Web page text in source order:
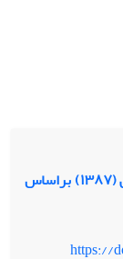
تحلیل روان‌کاوانۀ شخصیت‏ های فیلم دربارۀ الی (۱۳۸۷) براساس
https://